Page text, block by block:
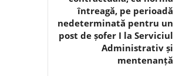
întreagă, pe perioadă
nedeterminată pentru un
post de șofer I la Serviciul
Administrativ și
mentenanță